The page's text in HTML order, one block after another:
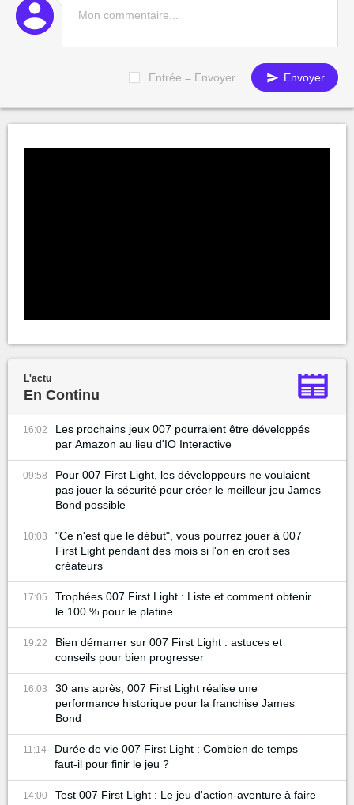
Entrée = Envoyer Envoyer
L'actu
En Continu
16:02
Les prochains jeux 007 pourraient être développés
par Amazon au lieu d'IO Interactive
09:58
Pour 007 First Light, les développeurs ne voulaient
pas jouer la sécurité pour créer le meilleur jeu James
Bond possible
10:03
"Ce n'est que le début", vous pourrez jouer à 007
First Light pendant des mois si l'on en croit ses
créateurs
17:05
Trophées 007 First Light : Liste et comment obtenir
le 100 % pour le platine
19:22
Bien démarrer sur 007 First Light : astuces et
conseils pour bien progresser
16:03
30 ans après, 007 First Light réalise une
performance historique pour la franchise James
Bond
11:14
Durée de vie 007 First Light : Combien de temps
faut-il pour finir le jeu ?
14:00
Test 007 First Light : Le jeu d'action-aventure à faire